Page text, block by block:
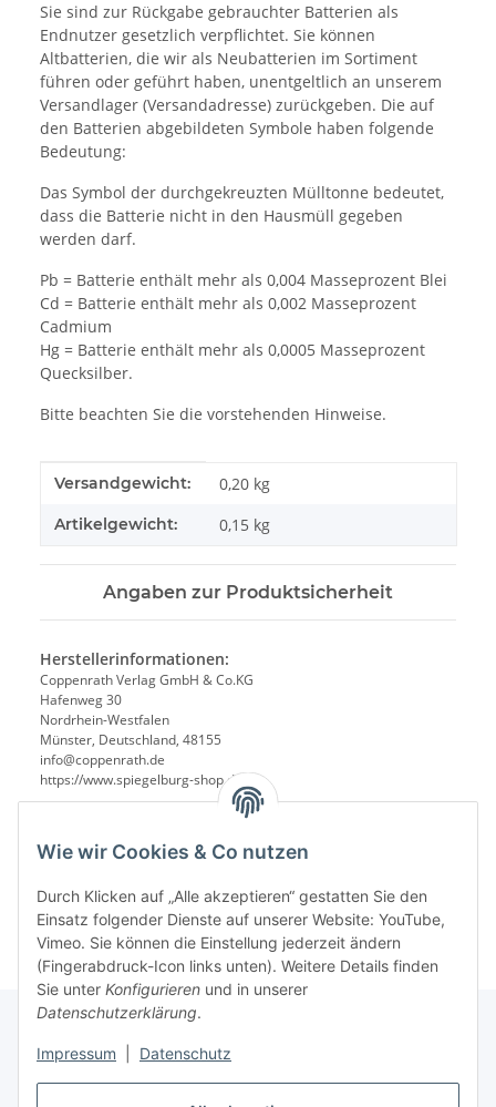
Wie wir Cookies & Co nutzen
Durch Klicken auf „Alle akzeptieren“ gestatten Sie den
Einsatz folgender Dienste auf unserer Website: YouTube,
Vimeo. Sie können die Einstellung jederzeit ändern
(Fingerabdruck-Icon links unten). Weitere Details finden
Sie unter Konfigurieren und in unserer
Datenschutzerklärung.
Impressum Datenschutz
Sie sind zur Rückgabe gebrauchter Batterien als
Endnutzer gesetzlich verpflichtet. Sie können
Altbatterien, die wir als Neubatterien im Sortiment
führen oder geführt haben, unentgeltlich an unserem
Versandlager (Versandadresse) zurückgeben. Die auf
den Batterien abgebildeten Symbole haben folgende
Bedeutung:
Das Symbol der durchgekreuzten Mülltonne bedeutet,
dass die Batterie nicht in den Hausmüll gegeben
werden darf.
Pb = Batterie enthält mehr als 0,004 Masseprozent Blei
Cd = Batterie enthält mehr als 0,002 Masseprozent
Cadmium
Hg = Batterie enthält mehr als 0,0005 Masseprozent
Quecksilber.
Bitte beachten Sie die vorstehenden Hinweise.
Produkteigenschaft
Wert
Versandgewicht: 0,20 kg
Artikelgewicht: 0,15 kg
Angaben zur Produktsicherheit
Herstellerinformationen:
Coppenrath Verlag GmbH & Co.KG
Hafenweg 30
Nordrhein-Westfalen
Münster, Deutschland, 48155
info@coppenrath.de
https://www.spiegelburg-shop.de/